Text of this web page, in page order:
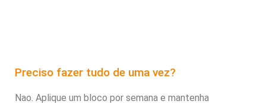
Preciso fazer tudo de uma vez?
Nao. Aplique um bloco por semana e mantenha